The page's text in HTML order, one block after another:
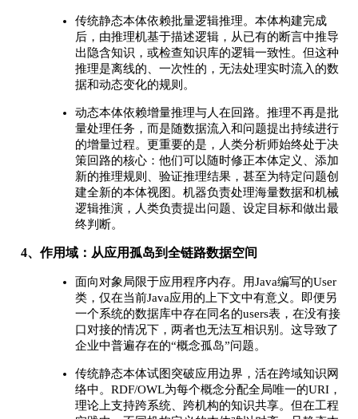
传统静态本体依赖批量逻辑推理。本体构建完成
后，由推理机基于描述逻辑，从已有的断言中推导
出隐含知识，或检查知识库的逻辑一致性。但这种
推理是离线的、一次性的，无法处理实时流入的数
据和动态变化的规则。
动态本体依赖增量推理与人在回路。推理不再是批
量处理任务，而是随数据流入和问题提出持续进行
的增量过程。更重要的是，人类分析师始终处于决
策回路的核心：他们可以随时修正本体定义、添加
新的推理规则、验证推理结果，甚至为特定问题创
建全新的本体视图。机器负责处理海量数据和机械
逻辑推演，人类负责提出问题、设定目标和做出最
终判断。
4、作用域：从应用孤岛到全链路数据空间
面向对象局限于应用程序内存。用Java编写的User
类，仅在当前Java应用的上下文中有意义。即便另
一个系统的数据库中存在同名的users表，在没有接
口对接的情况下，两者也无法互相识别。这导致了
企业中普遍存在的“概念孤岛”问题。
传统静态本体试图突破应用边界，活在跨域知识网
络中。RDF/OWL为每个概念分配全局唯一的URI，
理论上支持跨系统、跨机构的知识共享。但在工程